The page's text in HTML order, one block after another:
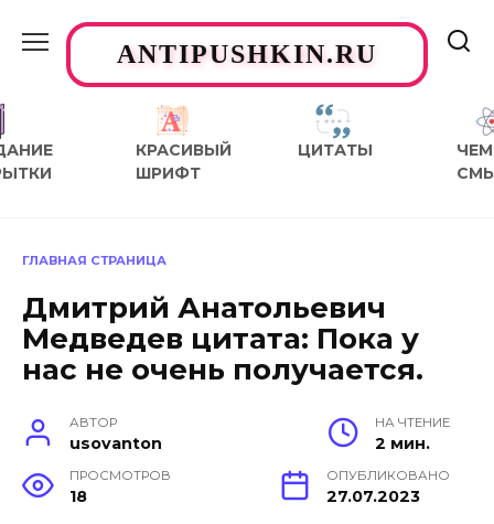
содержаниюANTIPUSHKIN.RU
КРАСИВЫЙ
ШРИФТ
ЦИТАТЫ
ЧЕМ
ГЛАВНАЯ СТРАНИЦА
Дмитрий Анатольевич
Медведев цитата: Пока у
нас не очень получается.
АВТОР
usovanton
НА ЧТЕНИЕ
2 мин.
ПРОСМОТРОВ
18
ОПУБЛИКОВАНО
27.07.2023